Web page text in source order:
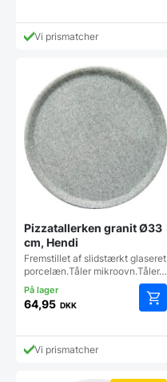
Vi prismatcher
Pizzatallerken granit Ø33
cm, Hendi
Fremstillet af slidstærkt glaseret
porcelæn.Tåler mikroovn.Tåler…
64,95 DKK
Vi prismatcher